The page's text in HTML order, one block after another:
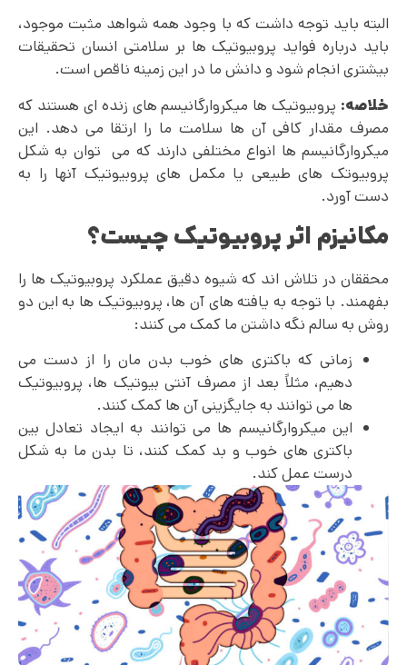
البته باید توجه داشت که با وجود همه شواهد مثبت موجود،
باید درباره فواید پروبیوتیک ها بر سلامتی انسان تحقیقات
بیشتری انجام شود و دانش ما در این زمینه ناقص است.
خلاصه: پروبیوتیک ها میکروارگانیسم های زنده ای هستند که
مصرف مقدار کافی آن ها سلامت ما را ارتقا می دهد. این
میکروارگانیسم ها انواع مختلفی دارند که می توان به شکل
پروبیوتک های طبیعی یا مکمل های پروبیوتیک آنها را به
دست آورد.
مکانیزم اثر پروبیوتیک چیست؟
محققان در تلاش اند که شیوه دقیق عملکرد پروبیوتیک ها را
بفهمند. با توجه به یافته های آن ها، پروبیوتیک ها به این دو
روش به سالم نگه داشتن ما کمک می کنند:
زمانی که باکتری های خوب بدن مان را از دست می
دهیم، مثلاً بعد از مصرف آنتی بیوتیک ها، پروبیوتیک
ها می توانند به جایگزینی آن ها کمک کنند.
این میکروارگانیسم ها می توانند به ایجاد تعادل بین
باکتری های خوب و بد کمک کنند، تا بدن ما به شکل
درست عمل کند.